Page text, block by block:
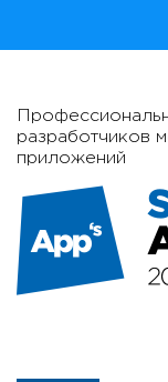
разработчиков
приложений